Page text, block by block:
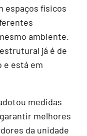
espaços físicos
ambiente.
já é de
e está em
medidas
melhores
da unidade